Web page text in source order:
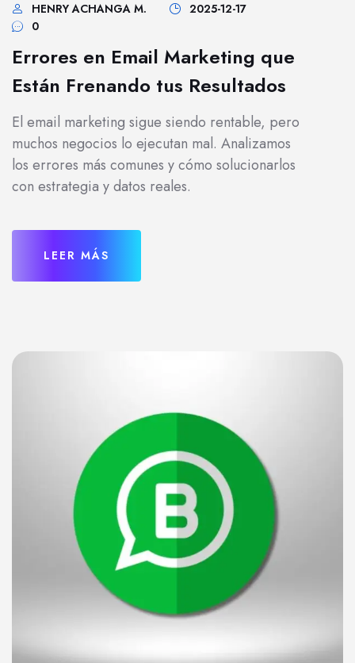
HENRY ACHANGA M.
2025-12-17
0
Errores en Email Marketing que
Están Frenando tus Resultados
El email marketing sigue siendo rentable, pero
muchos negocios lo ejecutan mal. Analizamos
los errores más comunes y cómo solucionarlos
con estrategia y datos reales.
LEER MÁS